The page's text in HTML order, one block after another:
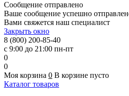
Сообщение отправлено
Ваше сообщение успешно
Вами свяжется наш специалист
Закрыть окно
8 (800) 200-85-40
с 9:00 до 21:00 пн-пт
0
0
Моя корзина 0 В корзине пусто
Каталог товаров